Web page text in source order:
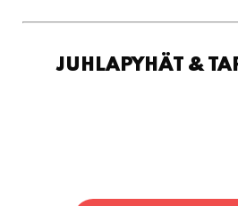
JUHLAPYHÄT &